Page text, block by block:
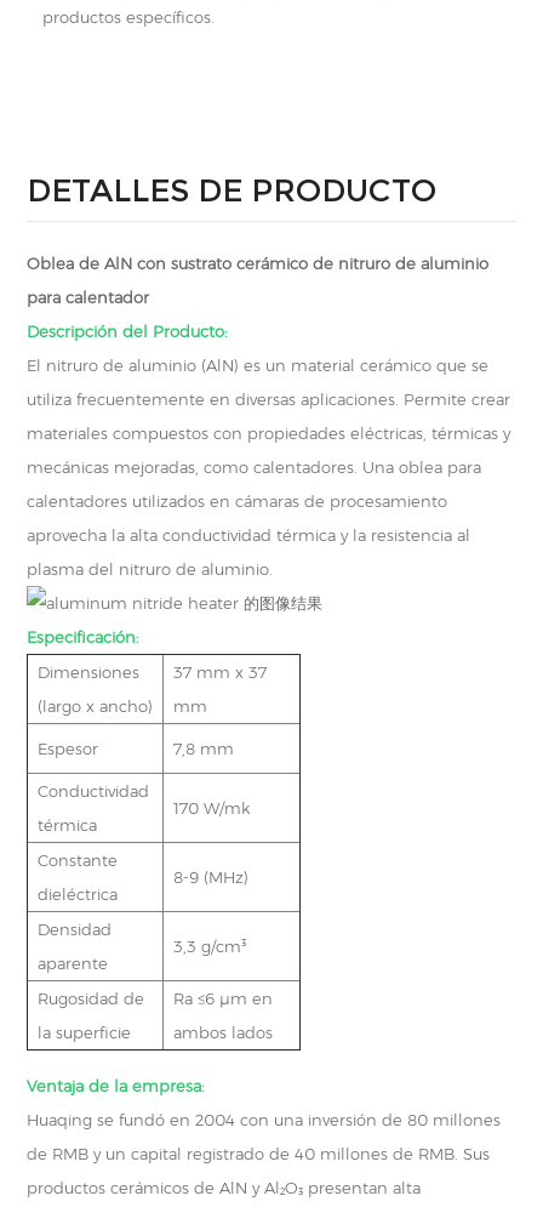
productos específicos.
DETALLES DE PRODUCTO
Oblea de AlN con sustrato cerámico de nitruro de aluminio
para calentador
Descripción del Producto:
El nitruro de aluminio (AlN) es un material cerámico que se
utiliza frecuentemente en diversas aplicaciones. Permite crear
materiales compuestos con propiedades eléctricas, térmicas y
mecánicas mejoradas, como calentadores. Una oblea para
calentadores utilizados en cámaras de procesamiento
aprovecha la alta conductividad térmica y la resistencia al
plasma del nitruro de aluminio.
Especificación:
Dimensiones
(largo x ancho)
37 mm x 37
mm
Espesor 7,8 mm
Conductividad
térmica
170 W/mk
Constante
dieléctrica
8-9 (MHz)
Densidad
aparente
3,3 g/cm³
Rugosidad de
la superficie
Ra ≤6 μm en
ambos lados
Ventaja de la empresa:
Huaqing se fundó en 2004 con una inversión de 80 millones
de RMB y un capital registrado de 40 millones de RMB. Sus
productos cerámicos de AlN y Al₂O₃ presentan alta